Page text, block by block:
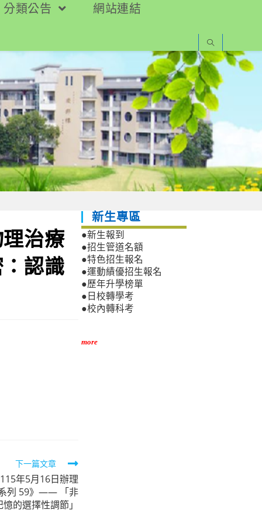
分類公告 網站連結
治療
認識
下一篇文章
年5月16日辦理
列 59》—— 「非
的選擇性調節」
新生專區
●新生報到
●招生管道名額
●特色招生報名
●運動績優招生報名
●歷年升學榜單
●日校轉學考
●校內轉科考
more